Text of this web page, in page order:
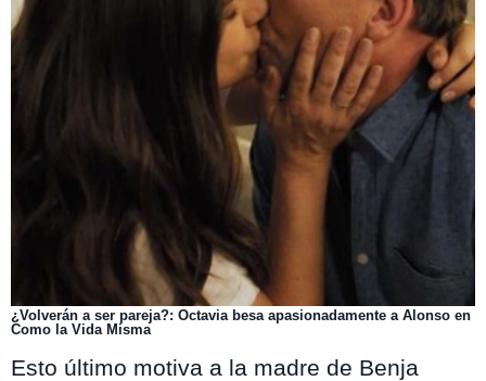
¿Volverán a ser pareja?: Octavia besa apasionadamente a Alonso en
Como la Vida Misma
Esto último motiva a la madre de Benja